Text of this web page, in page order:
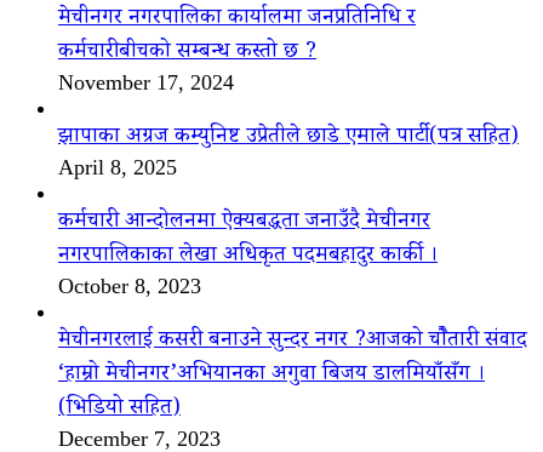
मेचीनगर नगरपालिका कार्यालमा जनप्रतिनिधि र
कर्मचारीबीचको सम्बन्ध कस्तो छ ?
November 17, 2024
झापाका अग्रज कम्युनिष्ट उप्रेतीले छाडे एमाले पार्टी(पत्र सहित)
April 8, 2025
कर्मचारी आन्दोलनमा ऐक्यबद्धता जनाउँदै मेचीनगर
नगरपालिकाका लेखा अधिकृत पदमबहादुर कार्की ।
October 8, 2023
मेचीनगरलाई कसरी बनाउने सुन्दर नगर ?आजको चौैतारी संवाद
‘हाम्रो मेचीनगर’अभियानका अगुवा बिजय डालमियाँसँग ।
(भिडियो सहित)
December 7, 2023